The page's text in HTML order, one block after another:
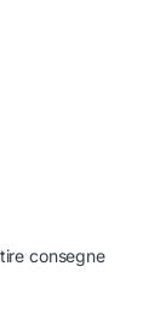
consegne